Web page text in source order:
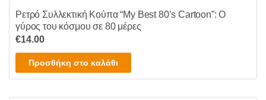
Ρετρό Συλλεκτική Κούπα “My Best 80’s Cartoon”: Ο
γύρος του κόσμου σε 80 μέρες
€14.00
Προσθήκη στο καλάθι